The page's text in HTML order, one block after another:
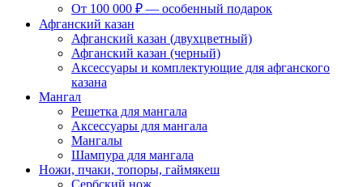
От 100 000 ₽ — особенный подарок
Афганский казан
Афганский казан (двухцветный)
Афганский казан (черный)
Аксессуары и комплектующие для афганского
казана
Мангал
Решетка для мангала
Аксессуары для мангала
Мангалы
Шампура для мангала
Ножи, пчаки, топоры, гаймякеш
Сербский нож